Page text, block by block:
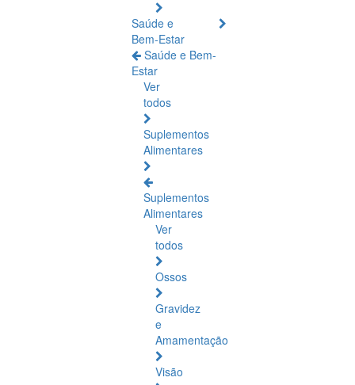
Saúde e
Bem-Estar
Saúde e Bem-
Estar
Ver
todos
Suplementos
Alimentares
Suplementos
Alimentares
Ver
todos
Ossos
Gravidez
e
Amamentação
Visão